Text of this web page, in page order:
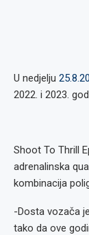
U nedjelju
2022. i 2023.
Shoot To Thrill
adrenalinska
kombinacija
-Dosta vozača
tako da ove